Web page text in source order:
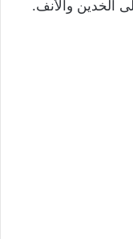
الخدين والأنف.